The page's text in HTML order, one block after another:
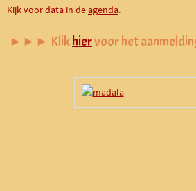
Kijk voor data in deagenda.
►►► Klikhiervoor het